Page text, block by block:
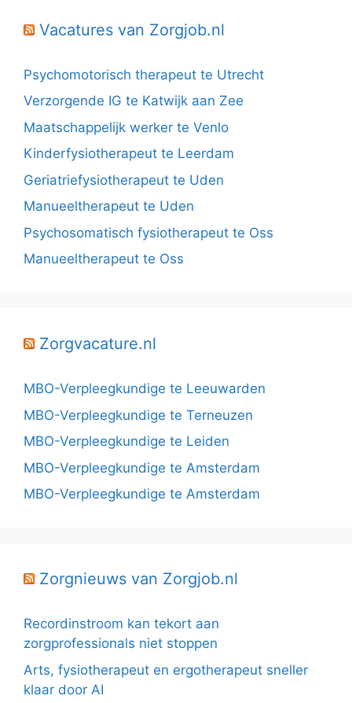
Vacatures van Zorgjob.nl
Psychomotorisch therapeut te Utrecht
Verzorgende IG te Katwijk aan Zee
Maatschappelijk werker te Venlo
Kinderfysiotherapeut te Leerdam
Geriatriefysiotherapeut te Uden
Manueeltherapeut te Uden
Psychosomatisch fysiotherapeut te Oss
Manueeltherapeut te Oss
Zorgvacature.nl
MBO-Verpleegkundige te Leeuwarden
MBO-Verpleegkundige te Terneuzen
MBO-Verpleegkundige te Leiden
MBO-Verpleegkundige te Amsterdam
MBO-Verpleegkundige te Amsterdam
Zorgnieuws van Zorgjob.nl
Recordinstroom kan tekort aan
zorgprofessionals niet stoppen
Arts, fysiotherapeut en ergotherapeut sneller
klaar door AI